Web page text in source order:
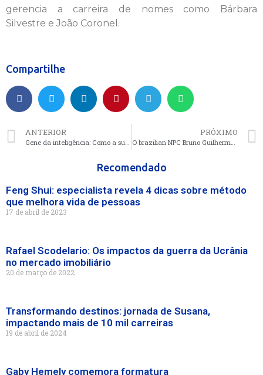
gerencia a carreira de nomes como Bárbara
Silvestre e João Coronel.
Compartilhe
ANTERIOR PRÓXIMO
Recomendado
Feng Shui: especialista revela 4 dicas sobre método
que melhora vida de pessoas
17 de abril de 2023
Rafael Scodelario: Os impactos da guerra da Ucrânia
no mercado imobiliário
20 de março de 2022
Transformando destinos: jornada de Susana,
impactando mais de 10 mil carreiras
19 de abril de 2024
Gaby Hemely comemora formatura